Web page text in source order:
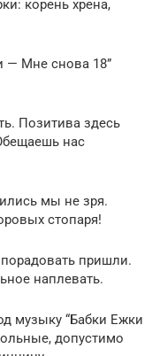
корень хрена,
— Мне снова 18”
Позитива здесь
нас
мы не зря.
стопаря!
пришли.
наплевать.
музыку “Бабки Ежки
допустимо